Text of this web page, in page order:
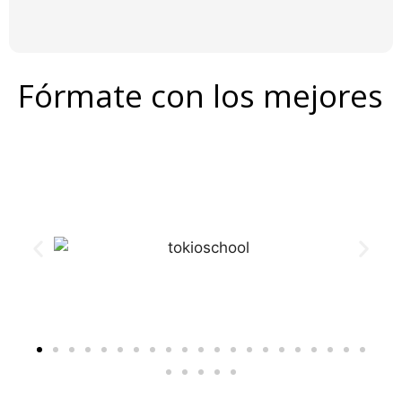
Fórmate con los mejores